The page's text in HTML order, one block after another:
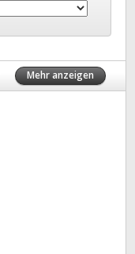
Mehr anzeigen